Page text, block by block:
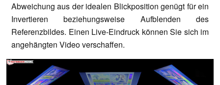
Abweichung aus der idealen Blickposition genügt für ein
Invertieren beziehungsweise Aufblenden des
Referenzbildes. Einen Live-Eindruck können Sie sich im
angehängten Video verschaffen.